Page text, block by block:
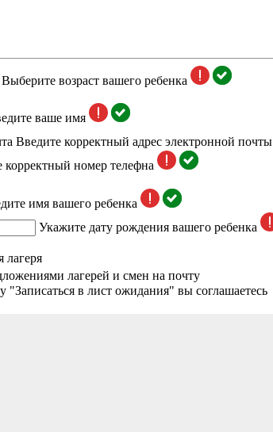
Выберите возраст вашего ребенка
ваше имя
Введите корректный адрес электронной почты
корректный номер телефна
имя вашего ребенка
Укажите дату рождения вашего ребенка
лагеря
лагерей и смен на почту
в лист ожидания" вы соглашаетесь